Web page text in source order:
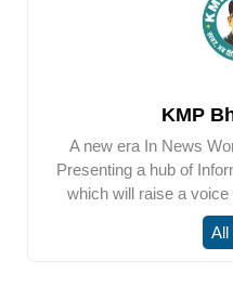
KMP
A new era In News
Presenting a hub of
which will raise a
All